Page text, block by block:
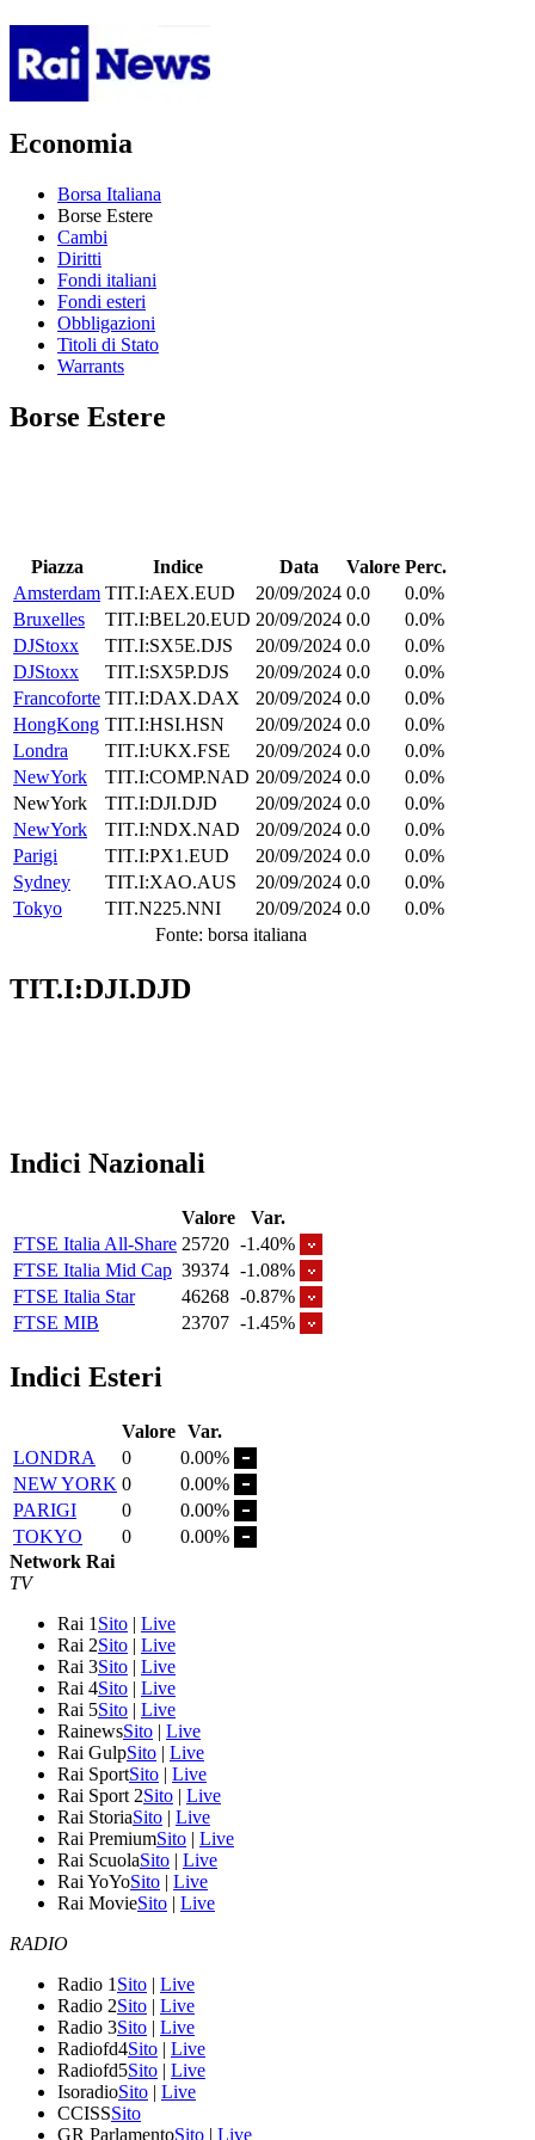
Economia
Borsa Italiana
Borse Estere
Cambi
Diritti
Fondi italiani
Fondi esteri
Obbligazioni
Titoli di Stato
Warrants
Borse Estere
Piazza Indice Data Valore Perc.
Amsterdam TIT.I:AEX.EUD 20/09/2024 0.0
0.0%
Bruxelles
TIT.I:BEL20.EUD 20/09/2024 0.0
0.0%
DJStoxx
TIT.I:SX5E.DJS 20/09/2024 0.0
0.0%
DJStoxx
TIT.I:SX5P.DJS 20/09/2024 0.0
0.0%
Francoforte TIT.I:DAX.DAX 20/09/2024 0.0
0.0%
HongKong TIT.I:HSI.HSN 20/09/2024 0.0
0.0%
Londra
TIT.I:UKX.FSE 20/09/2024 0.0
0.0%
NewYork
TIT.I:COMP.NAD 20/09/2024 0.0
0.0%
NewYork
TIT.I:DJI.DJD 20/09/2024 0.0
0.0%
NewYork
TIT.I:NDX.NAD 20/09/2024 0.0
0.0%
Parigi
TIT.I:PX1.EUD 20/09/2024 0.0
0.0%
Sydney
TIT.I:XAO.AUS 20/09/2024 0.0
0.0%
Tokyo
TIT.N225.NNI 20/09/2024 0.0
0.0%
Fonte: borsa italiana
TIT.I:DJI.DJD
Indici Nazionali
Valore
Var.
FTSE Italia All-Share 25720 -1.40%
FTSE Italia Mid Cap 39374 -1.08%
FTSE Italia Star
46268 -0.87%
FTSE MIB
23707 -1.45%
Indici Esteri
Valore Var.
LONDRA
0
0.00%
NEW YORK 0
0.00%
PARIGI
0
0.00%
TOKYO
0
0.00%
Network Rai
TV
Rai 1 Sito | Live
Rai 2Sito | Live
Rai 3Sito | Live
Rai 4Sito | Live
Rai 5Sito | Live
RainewsSito | Live
Rai GulpSito | Live
Rai SportSito | Live
Rai Sport 2Sito | Live
Rai StoriaSito | Live
Rai PremiumSito | Live
Rai ScuolaSito | Live
Rai YoYoSito | Live
Rai MovieSito | Live
RADIO
Radio 1 Sito | Live
Radio 2Sito | Live
Radio 3Sito | Live
Radiofd4Sito | Live
Radiofd5Sito | Live
IsoradioSito | Live
CCISSSito
GR ParlamentoSito | Live